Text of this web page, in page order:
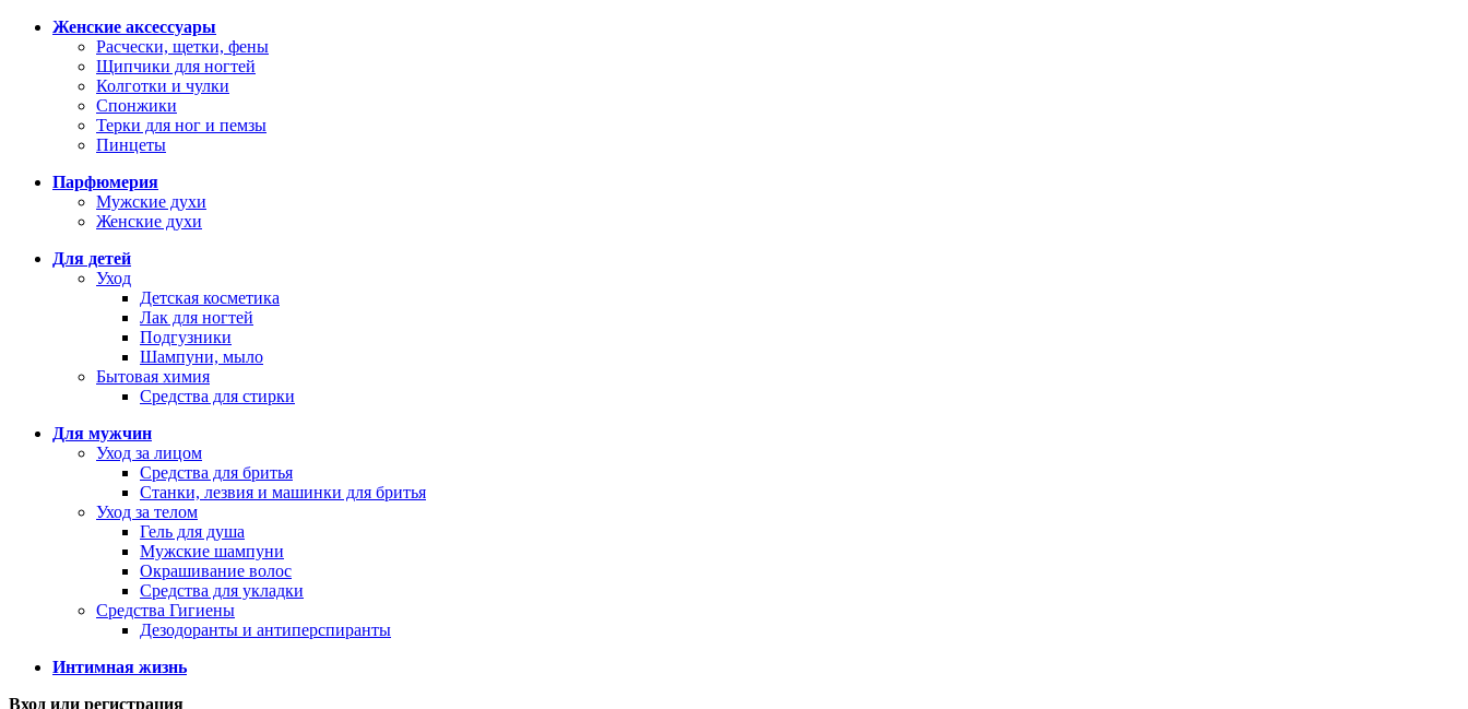
Женские аксессуары
Расчески, щетки, фены
Щипчики для ногтей
Колготки и чулки
Спонжики
Терки для ног и пемзы
Пинцеты
Парфюмерия
Мужские духи
Женские духи
Для детей
Уход
Детская косметика
Лак для ногтей
Подгузники
Шампуни, мыло
Бытовая химия
Средства для стирки
Для мужчин
Уход за лицом
Средства для бритья
Станки, лезвия и машинки для бритья
Уход за телом
Гель для душа
Мужские шампуни
Окрашивание волос
Средства для укладки
Средства Гигиены
Дезодоранты и антиперспиранты
Интимная жизнь
Вход или регистрация